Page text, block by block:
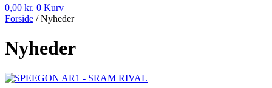
0,00 kr. 0 Kurv
Forside / Nyheder
Nyheder